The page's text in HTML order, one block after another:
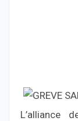
L’alliance